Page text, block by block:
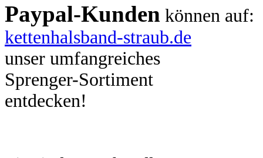
Paypal-Kunden können auf:
kettenhalsband-straub.de
unser umfangreiches
Sprenger-Sortiment
entdecken!